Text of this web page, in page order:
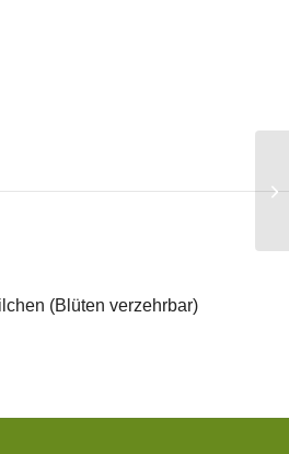
(Blüten verzehrbar)